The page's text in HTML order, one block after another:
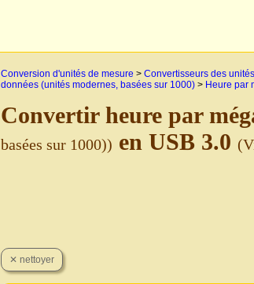
Conversion d'unités de mesure > Convertisseurs des
données (unités modernes, basées sur 1000) > Heure par
Convertir heure par
basées sur 1000)) en USB 3.0